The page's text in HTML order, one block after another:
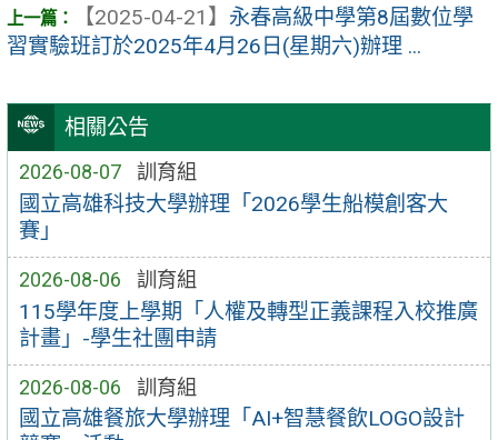
相關公告
2026-08-07 訓育組
國立高雄科技大學辦理「2026學生船模創客大
賽」
2026-08-06 訓育組
115學年度上學期「人權及轉型正義課程入校推廣
計畫」-學生社團申請
2026-08-06 訓育組
國立高雄餐旅大學辦理「AI+智慧餐飲LOGO設計
【2025-04-21】 永春高級中學第8屆數位學
習實驗班訂於2025年4月26日(星期六)辦理 ...